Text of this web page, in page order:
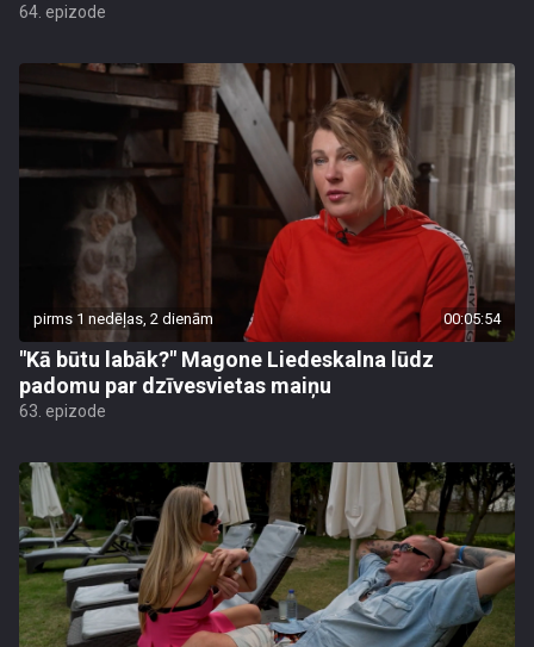
64. epizode
pirms 1 nedēļas, 2 dienām 00:05:54
"Kā būtu labāk?" Magone Liedeskalna lūdz
padomu par dzīvesvietas maiņu
63. epizode